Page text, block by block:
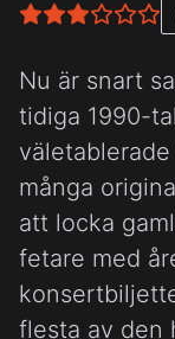
3 av 6 i betyg
Nu är snart
tidiga 1990-
många
att locka
fetare med
flesta av den